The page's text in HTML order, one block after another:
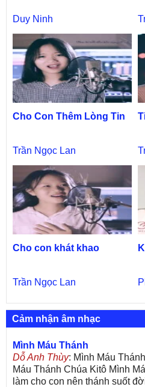
Duy Ninh
Cho Con Thêm Lòng Tin
Trần Ngọc Lan
Cho con khát khao
Trần Ngọc Lan
Cảm nhận âm nhạc
Mình Máu Thánh
Dỗ Anh Thùy: Mình Máu
Máu Thánh Chúa Kitô Mình
làm cho con nên thánh suốt